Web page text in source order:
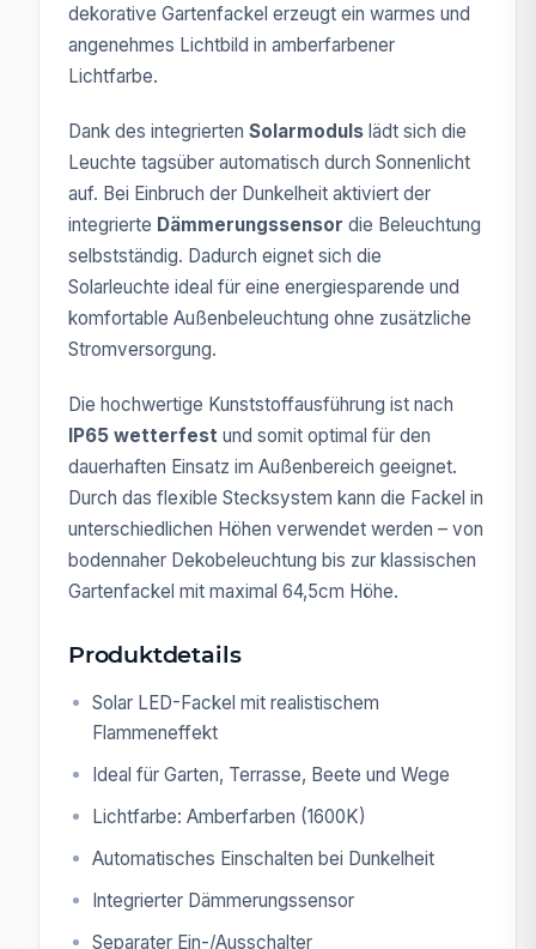
dekorative Gartenfackel erzeugt ein warmes und
angenehmes Lichtbild in amberfarbener
Lichtfarbe.
Dank des integrierten Solarmoduls lädt sich die
Leuchte tagsüber automatisch durch Sonnenlicht
auf. Bei Einbruch der Dunkelheit aktiviert der
integrierte Dämmerungssensor die Beleuchtung
selbstständig. Dadurch eignet sich die
Solarleuchte ideal für eine energiesparende und
komfortable Außenbeleuchtung ohne zusätzliche
Stromversorgung.
Die hochwertige Kunststoffausführung ist nach
IP65 wetterfest und somit optimal für den
dauerhaften Einsatz im Außenbereich geeignet.
Durch das flexible Stecksystem kann die Fackel in
unterschiedlichen Höhen verwendet werden – von
bodennaher Dekobeleuchtung bis zur klassischen
Gartenfackel mit maximal 64,5cm Höhe.
Produktdetails
Solar LED-Fackel mit realistischem
Flammeneffekt
Ideal für Garten, Terrasse, Beete und Wege
Lichtfarbe: Amberfarben (1600K)
Automatisches Einschalten bei Dunkelheit
Integrierter Dämmerungssensor
Separater Ein-/Ausschalter